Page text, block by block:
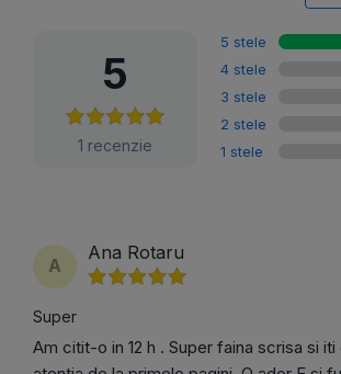
5
1 recenzie
5 stele
4 stele
3 stele
2 stele
1 stele
A
Ana Rotaru
Super
Am citit-o in 12 h . Super faina scrisa si